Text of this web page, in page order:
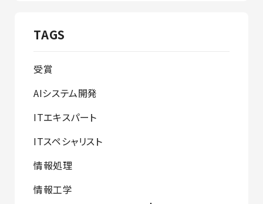
TAGS
受賞
AIシステム開発
ITエキスパート
ITスペシャリスト
情報処理
情報工学